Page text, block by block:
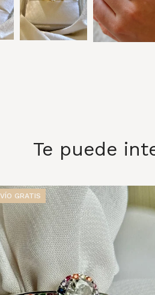
Te puede
GRATIS